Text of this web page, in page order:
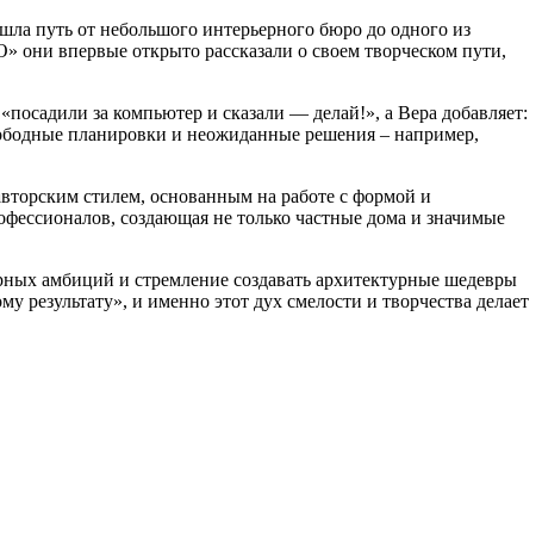
путь от небольшого интерьерного бюро до одного из
впервые открыто рассказали о своем творческом пути,
за компьютер и сказали — делай!», а Вера добавляет:
планировки и неожиданные решения – например,
стилем, основанным на работе с формой и
создающая не только частные дома и значимые
амбиций и стремление создавать архитектурные шедевры
результату», и именно этот дух смелости и творчества делает